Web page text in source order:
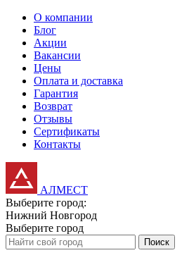
О компании
Блог
Акции
Вакансии
Цены
Оплата и доставка
Гарантия
Возврат
Отзывы
Сертификаты
Контакты
АЛМЕСТ
Выберите город:
Нижний Новгород
Выберите город
Поиск